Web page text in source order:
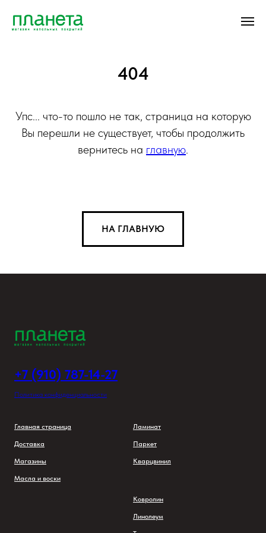
404
Упс... что-то пошло не так, страница на которую
Вы перешли не существует, чтобы продолжить
вернитесь на главную.
НА ГЛАВНУЮ
+7 (910) 787-14-27
Политика конфиденциальности
Главная страница
Доставка
Магазины
Масла и воски
Ламинат
Паркет
Кварцвинил
Ковролин
Линолеум